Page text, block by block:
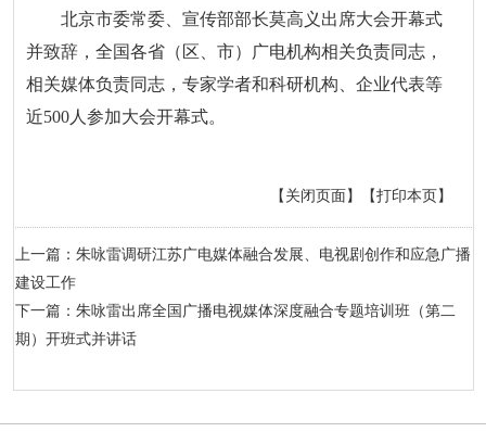
北京市委常委、宣传部部长莫高义出席大会开幕式
并致辞，全国各省（区、市）广电机构相关负责同志，
相关媒体负责同志，专家学者和科研机构、企业代表等
近500人参加大会开幕式。
【打印本页】
【关闭页面】
上一篇：朱咏雷调研江苏广电媒体融合发展、电视剧创作和应急广播
建设工作
下一篇：朱咏雷出席全国广播电视媒体深度融合专题培训班（第二
期）开班式并讲话